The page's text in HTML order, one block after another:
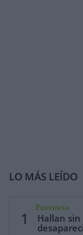
LO MÁS LEÍDO
1
Provincia
Hallan